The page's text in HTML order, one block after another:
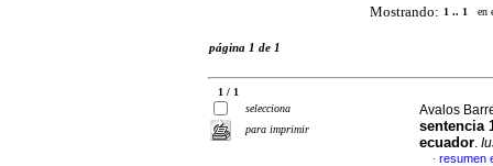
Mostrando: 1 .. 1 en
página 1 de 1
1 / 1
selecciona
para imprimir
Avalos
sentencia
ecuador.
· resumen